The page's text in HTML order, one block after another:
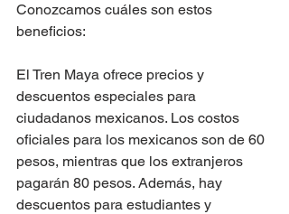
Conozcamos cuáles son estos
beneficios:
El Tren Maya ofrece precios y
descuentos especiales para
ciudadanos mexicanos. Los costos
oficiales para los mexicanos son de 60
pesos, mientras que los extranjeros
pagarán 80 pesos. Además, hay
descuentos para estudiantes y